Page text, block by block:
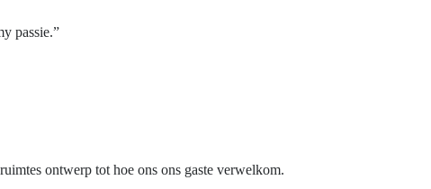
passie.”
ontwerp tot hoe ons ons gaste verwelkom.